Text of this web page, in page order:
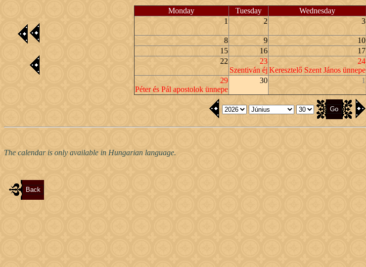
Monday Tuesday Wednesday
1
2 3
8 9 10
15
16 17
22
23
Szentiván éj
24
Keresztelő Szent János ünnepe
29
Péter és Pál apostolok ünnepe
30 1
The calendar is only available in Hungarian language.